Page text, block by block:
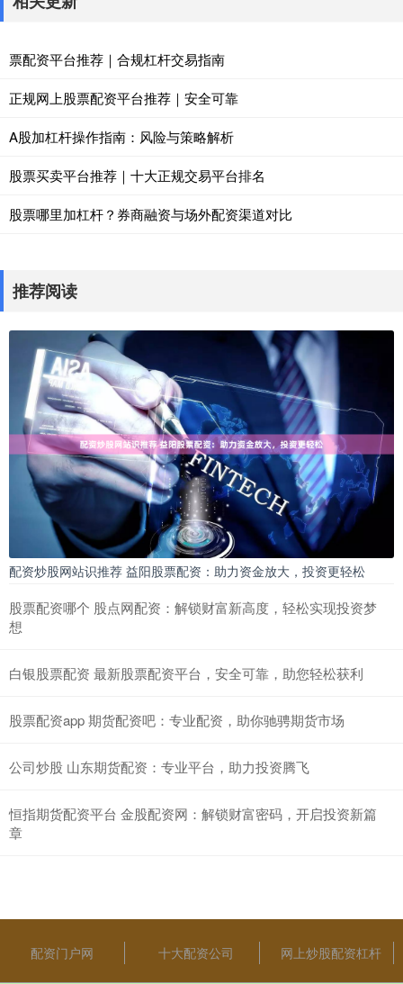
票配资平台推荐｜合规杠杆交易指南
正规网上股票配资平台推荐｜安全可靠
A股加杠杆操作指南：风险与策略解析
股票买卖平台推荐｜十大正规交易平台排名
股票哪里加杠杆？券商融资与场外配资渠道对比
推荐阅读
配资炒股网站识推荐 益阳股票配资：助力资金放大，投资更轻松
股票配资哪个 股点网配资：解锁财富新高度，轻松实现投资梦
想
白银股票配资 最新股票配资平台，安全可靠，助您轻松获利
股票配资app 期货配资吧：专业配资，助你驰骋期货市场
公司炒股 山东期货配资：专业平台，助力投资腾飞
恒指期货配资平台 金股配资网：解锁财富密码，开启投资新篇
章
配资门户网 十大配资公司 网上炒股配资杠杆